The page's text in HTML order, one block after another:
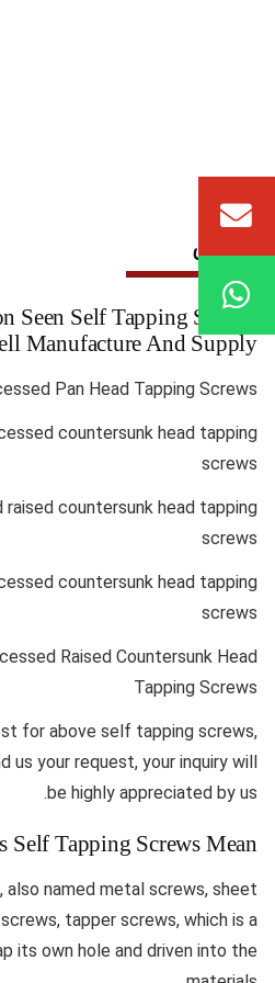
دانش
Seen Self Tapping Screws
Manufacture And Supply
Pan Head Tapping Screws
countersunk head tapping
screws
countersunk head tapping
screws
countersunk head tapping
screws
Raised Countersunk Head
Tapping Screws
for above self tapping screws,
us your request, your inquiry will
be highly appreciated by us.
Self Tapping Screws Mean?
named metal screws, sheet
tapper screws, which is a
its own hole and driven into the